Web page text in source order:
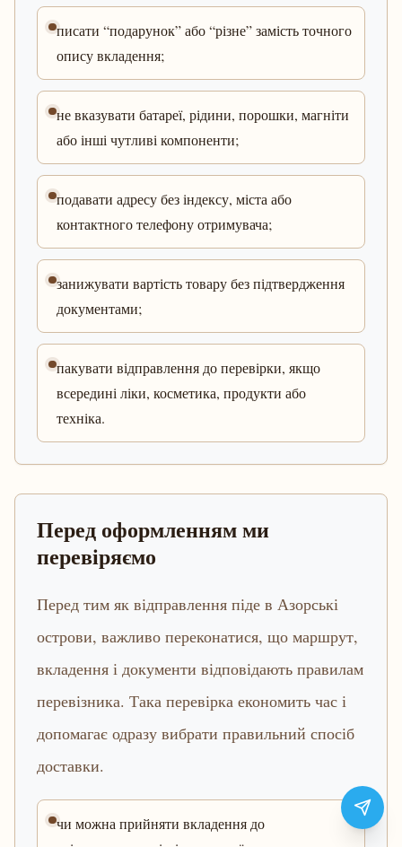
писати “подарунок” або “різне” замість точного
опису вкладення;
не вказувати батареї, рідини, порошки, магніти
або інші чутливі компоненти;
подавати адресу без індексу, міста або
контактного телефону отримувача;
занижувати вартість товару без підтвердження
документами;
пакувати відправлення до перевірки, якщо
всередині ліки, косметика, продукти або
техніка.
Перед оформленням ми
перевіряємо
Перед тим як відправлення піде в Азорські
острови, важливо переконатися, що маршрут,
вкладення і документи відповідають правилам
перевізника. Така перевірка економить час і
допомагає одразу вибрати правильний спосіб
доставки.
чи можна прийняти вкладення до